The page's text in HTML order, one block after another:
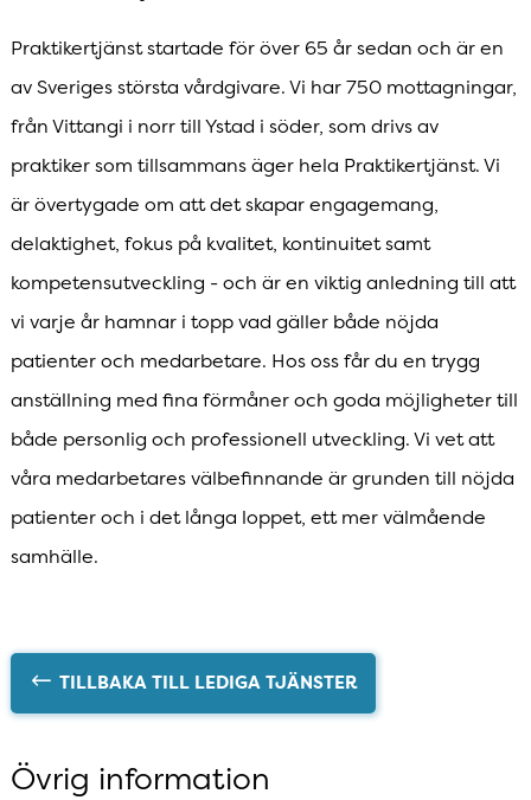
Praktikertjänst startade för över 65 år sedan och är en
av Sveriges största vårdgivare. Vi har 750 mottagningar,
från Vittangi i norr till Ystad i söder, som drivs av
praktiker som tillsammans äger hela Praktikertjänst. Vi
är övertygade om att det skapar engagemang,
delaktighet, fokus på kvalitet, kontinuitet samt
kompetensutveckling - och är en viktig anledning till att
vi varje år hamnar i topp vad gäller både nöjda
patienter och medarbetare. Hos oss får du en trygg
anställning med fina förmåner och goda möjligheter till
både personlig och professionell utveckling. Vi vet att
våra medarbetares välbefinnande är grunden till nöjda
patienter och i det långa loppet, ett mer välmående
samhälle.
TILLBAKA TILL LEDIGA TJÄNSTER
Övrig information